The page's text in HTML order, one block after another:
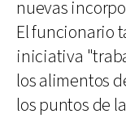
nuevas
El funcionario
iniciativa
los alimentos
los puntos de